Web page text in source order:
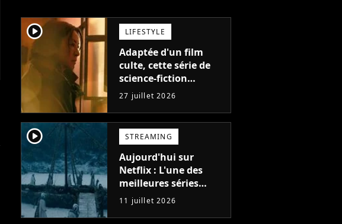
player2 LIFESTYLE
Adaptée d'un film
culte, cette série de
science-fiction
s'annonce comme la
bonne surprise de la
fin d'année
27 juillet 2026
player2 STREAMING
Aujourd'hui sur
Netflix : L'une des
meilleures séries
d'action de tous les
temps, avec 6 saisons
11 juillet 2026